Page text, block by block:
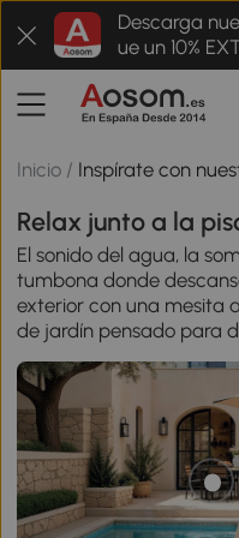
Descarga
ue un 10%
r pedido
Inicio / Inspírate con
Relax junto a la
El sonido del agua, la
tumbona donde
exterior con una mesita
de jardín pensado para